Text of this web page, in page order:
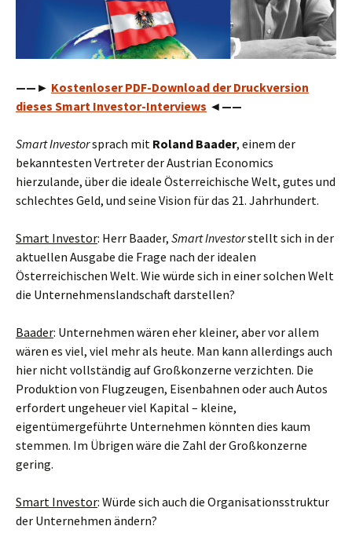
——► Kostenloser PDF-Download der Druckversion
dieses Smart Investor-Interviews ◄——
Smart Investorsprach mit Roland Baader, einem der
bekanntesten Vertreter der Austrian Economics
hierzulande, über die ideale Österreichische Welt, gutes und
schlechtes Geld, und seine Vision für das 21. Jahrhundert.
Smart Investor: Herr Baader, Smart Investorstellt sich in der
aktuellen Ausgabe die Frage nach der idealen
Österreichischen Welt. Wie würde sich in einer solchen Welt
die Unternehmenslandschaft darstellen?
Baader: Unternehmen wären eher kleiner, aber vor allem
wären es viel, viel mehr als heute. Man kann allerdings auch
hier nicht vollständig auf Großkonzerne verzichten. Die
Produktion von Flugzeugen, Eisenbahnen oder auch Autos
erfordert ungeheuer viel Kapital – kleine,
eigentümergeführte Unternehmen könnten dies kaum
stemmen. Im Übrigen wäre die Zahl der Großkonzerne
gering.
Smart Investor: Würde sich auch die Organisationsstruktur
der Unternehmen ändern?